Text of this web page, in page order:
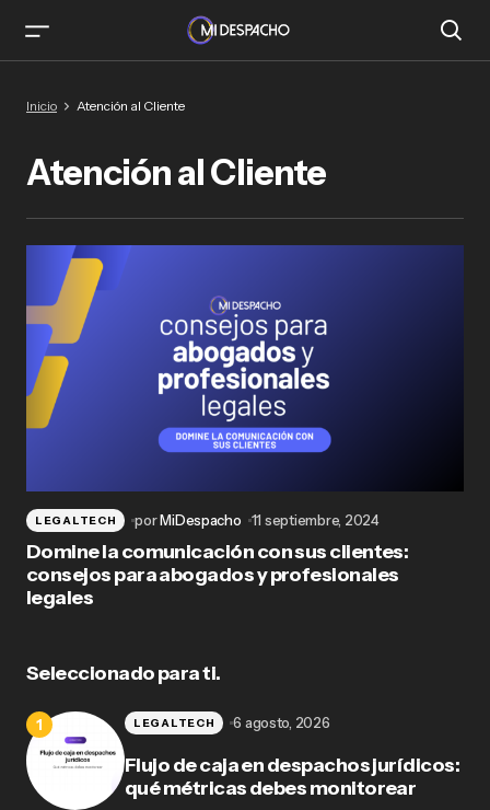
Inicio Atención al Cliente
Atención al Cliente
LEGALTECH porMiDespacho 11 septiembre, 2024
Domine la comunicación con sus clientes:
consejos para abogados y profesionales
legales
Seleccionado para ti.
Flujo de caja en despachos jurídicos:
qué métricas debes monitorear
LEGALTECH 6 agosto, 2026